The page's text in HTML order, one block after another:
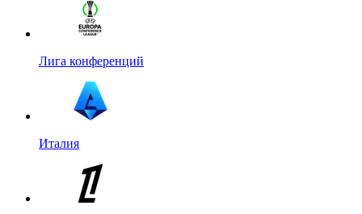
Лига конференций
Италия